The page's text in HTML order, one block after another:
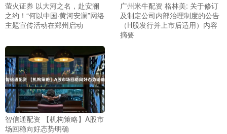
萤火证券 以大河之名，赴安澜
之约！“何以中国·黄河安澜”网络
主题宣传活动在郑州启动
广州米牛配资 格林美: 关于修订
及制定公司内部治理制度的公告
（H股发行并上市后适用）内容
摘要
智信通配资 【机构策略】A股市
场回稳向好态势明确